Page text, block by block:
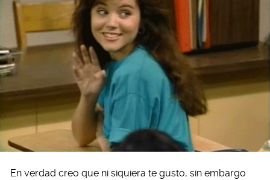
En verdad creo que ni siquiera te gusto, sin embargo